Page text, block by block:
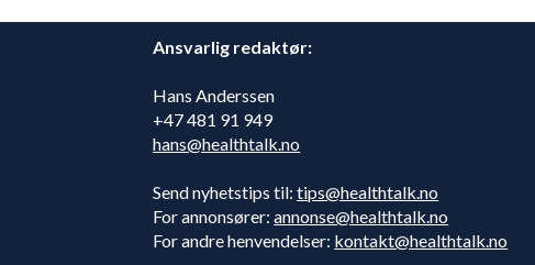
Ansvarlig redaktør:
Hans Anderssen
+47 481 91 949
hans@healthtalk.no
Send nyhetstips til:tips@healthtalk.no
For annonsører:annonse@healthtalk.no
For andre henvendelser: kontakt@healthtalk.no